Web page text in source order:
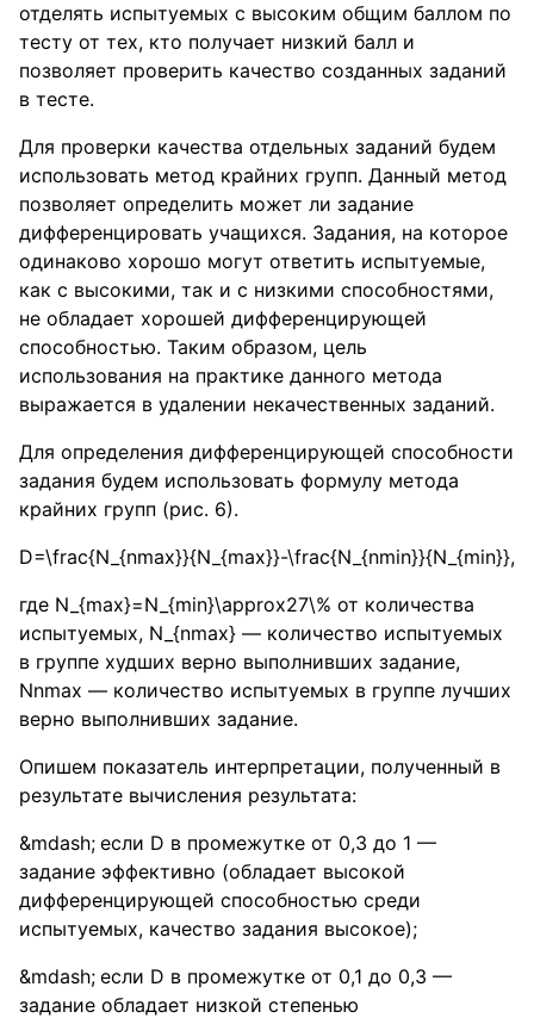
отделять испытуемых с высоким общим баллом по
тесту от тех, кто получает низкий балл и
позволяет проверить качество созданных заданий
в тесте.
Для проверки качества отдельных заданий будем
использовать метод крайних групп. Данный метод
позволяет определить может ли задание
дифференцировать учащихся. Задания, на которое
одинаково хорошо могут ответить испытуемые,
как с высокими, так и с низкими способностями,
не обладает хорошей дифференцирующей
способностью. Таким образом, цель
использования на практике данного метода
выражается в удалении некачественных заданий.
Для определения дифференцирующей способности
задания будем использовать формулу метода
крайних групп (рис. 6).
D=\frac{N_{nmax}}{N_{max}}-\frac{N_{nmin}}{N_{min}},
где N_{max}=N_{min}\approx27\% от количества
испытуемых, N_{nmax} — количество испытуемых
в группе худших верно выполнивших задание,
Nnmax — количество испытуемых в группе лучших
верно выполнивших задание.
Опишем показатель интерпретации, полученный в
результате вычисления результата:
если D в промежутке от 0,3 до 1 —
задание эффективно (обладает высокой
дифференцирующей способностью среди
испытуемых, качество задания высокое);
если D в промежутке от 0,1 до 0,3 —
задание обладает низкой степенью